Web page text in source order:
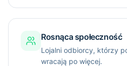
Rosnąca społeczność
Lojalni odbiorcy, którzy
wracają po więcej.